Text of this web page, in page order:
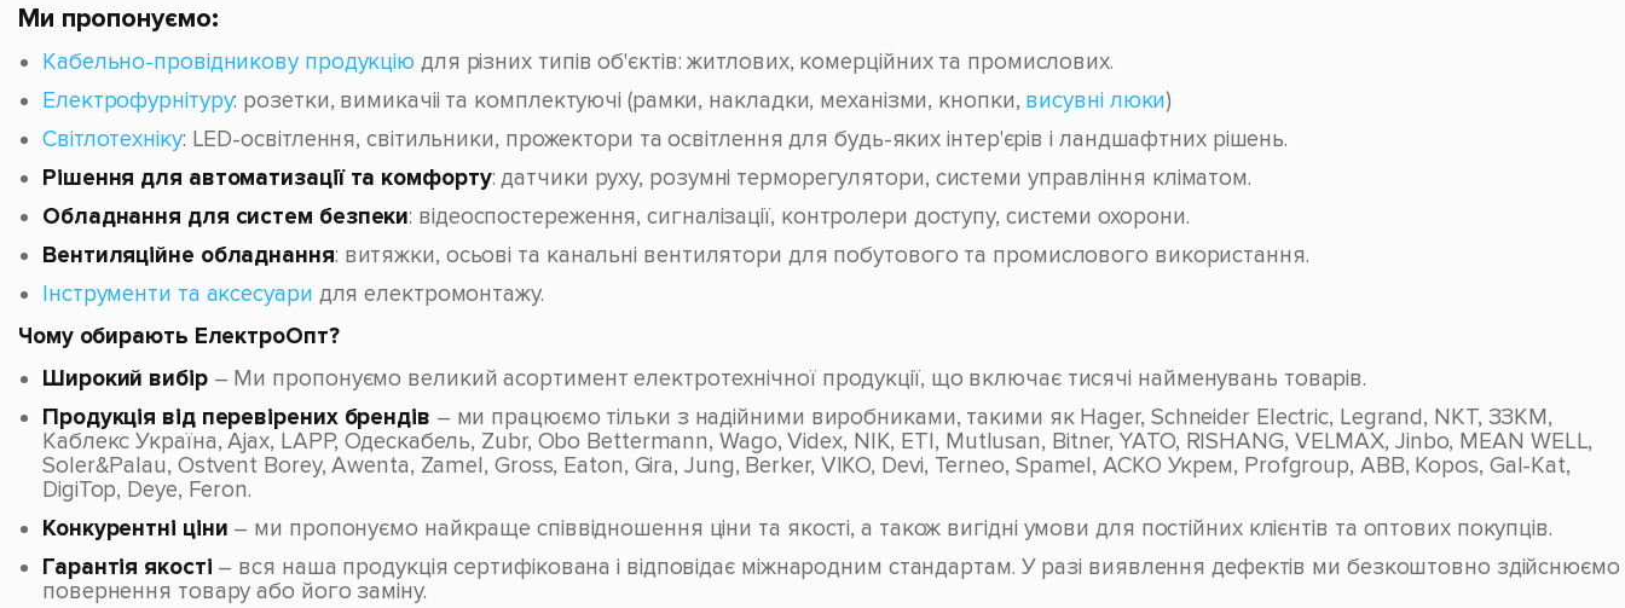
Ми пропонуємо:
Кабельно-провідникову продукцію для різних типів об'єктів: житлових, комерційних та промислових.
Електрофурнітуру: розетки, вимикачіі та комплектуючі (рамки, накладки, механізми, кнопки, висувні люки)
Світлотехніку: LED-освітлення, світильники, прожектори та освітлення для будь-яких інтер'єрів і ландшафтних рішень.
Рішення для автоматизації та комфорту: датчики руху, розумні терморегулятори, системи управління кліматом.
Обладнання для систем безпеки: відеоспостереження, сигналізації, контролери доступу, системи охорони.
Вентиляційне обладнання: витяжки, осьові та канальні вентилятори для побутового та промислового використання.
Інструменти та аксесуари для електромонтажу.
Чому обирають ЕлектроОпт?
Широкий вибір– Ми пропонуємо великий асортимент електротехнічної продукції, що включає тисячі найменувань товарів.
Продукція від перевірених брендів – ми працюємо тільки з надійними виробниками, такими як Hager, Schneider Electric, Legrand, NKT, ЗЗКМ,
Каблекс Україна, Ajax, LAPP, Одескабель, Zubr, Obo Bettermann, Wago, Videx, NIK, ETI, Mutlusan, Bitner, YATO, RISHANG, VELMAX, Jinbo, MEAN WELL,
Soler&Palau, Ostvent Borey, Awenta, Zamel, Gross, Eaton, Gira, Jung, Berker, VIKO, Devi, Terneo, Spamel, АСКО Укрем, Profgroup, ABB, Kopos, Gal-Kat,
DigiTop, Deye, Feron.
Конкурентні ціни – ми пропонуємо найкраще співвідношення ціни та якості, а також вигідні умови для постійних клієнтів та оптових покупців.
Гарантія якості – вся наша продукція сертифікована і відповідає міжнародним стандартам. У разі виявлення дефектів ми безкоштовно здійснюємо
повернення товару або його заміну.